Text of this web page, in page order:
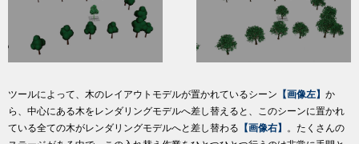
ツールによって、木のレイアウトモデルが置かれているシーン 【画像左】 か
ら、中心にある木をレンダリングモデルへ差し替えると、このシーンに置かれ
ている全ての木がレンダリングモデルへと差し替わる 【画像右】 。たくさんの